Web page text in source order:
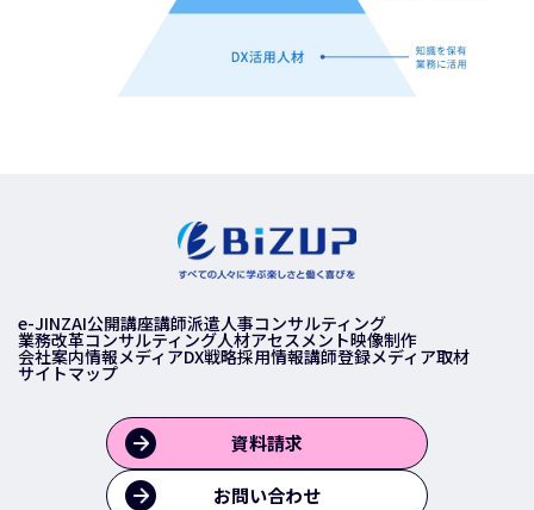
e-JINZAI公開講座講師派遣人事コンサルティング
業務改革コンサルティング人材アセスメント映像制作
会社案内情報メディアDX戦略採用情報講師登録メディア取材
サイトマップ
資料請求
お問い合わせ